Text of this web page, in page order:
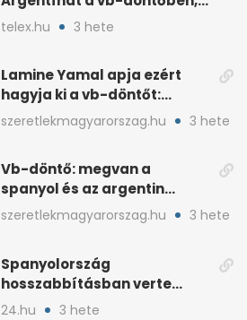
hosszabbításban
telex.hu 3 hete
Lamine Yamal apja ezért
hagyja ki a vb-döntőt:
otthonról szurkol
szeretlekmagyarorszag.hu 3 hete
Vb-döntő: megvan a
spanyol és az argentin
kezdő, Montiel bekerült
szeretlekmagyarorszag.hu 3 hete
Spanyolország
hosszabbításban verte
Argentínát: Ferran Torres
24.hu 3 hete